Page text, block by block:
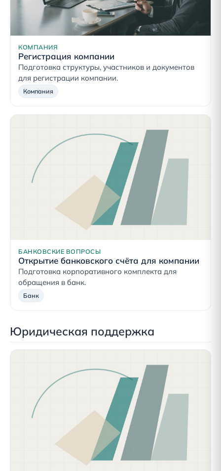
КОМПАНИЯ
Регистрация компании
Подготовка структуры, участников и документов
для регистрации компании.
Компания
БАНКОВСКИЕ ВОПРОСЫ
Открытие банковского счёта для компании
Подготовка корпоративного комплекта для
обращения в банк.
Банк
Юридическая поддержка